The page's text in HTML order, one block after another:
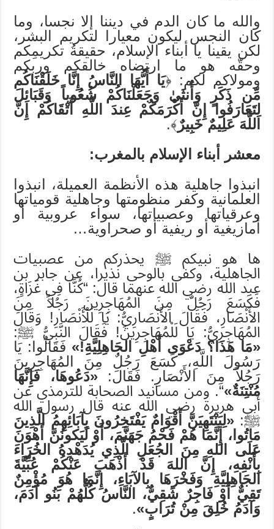
والله ما كان الدم في ديننا إلا نجسا، وما
كان النجس ليكون معيارا لتكريم البشر،
لكن يقينا يا أبناء الإسلام، حقيقةُ تكريمِكم
وحقّه هو ما ارتضاه خالقكم وربكم
ومولاكم لكم: ﴿يَا أَيُّهَا النَّاسُ إِنَّا خَلَقْنَاكُم
مِّن ذَكَرٍ وَأُنثَىٰ وَجَعَلْنَاكُمْ شُعُوباً وَقَبَائِلَ
لِتَعَارَفُوا إِنَّ أَكْرَمَكُمْ عِندَ اللَّهِ أَتْقَاكُمْ إِنَّ
اللَّهَ عَلِيمٌ خَبِيرٌ﴾.
معشر أبناء الإسلام بالمغرب:
انبذوا جاهلية هذه الأنظمة العميلة، انبذوا
العلمانية وكفر منظومتها وجاهلية قومياتها
وعرقياتها وعصبياتها، سواء عروبية أو
أمازيغية أو ريفية أو صحراوية…
ها هو نبيكم ﷺ يحذركم من عصبيات
الجاهلية، وكفى بالوحي نذيرا، عن جابر بن
عبد الله رضي الله عنهما قال: “كُنَّا فِي غَزَاةٍ،
فَكَسَعَ رَجُلٌ مِنَ المُهَاجِرِينَ رَجُلاً مِنَ
الأَنْصَارِ، فَقَالَ الأَنْصَارِيُّ: يَا لَلْأَنْصَارِ! وَقَالَ
المُهَاجِرِيُّ: يَا لَلْمُهَاجِرِينَ! فَقَالَ النَّبِيُّ ﷺ:
«مَا هَذَا؟ دَعْوَى أَهْلِ الجَاهِلِيَّةِ!» فَقَالُوا: يَا
رَسُولَ اللَّهِ، كَسَعَ رَجُلٌ مِنَ المُهَاجِرِينَ
رَجُلاً مِنَ الأَنْصَارِ. فَقَالَ:«دَعُوهَا، فَإِنَّهَا
مُنْتِنَةٌ»“. ومن مسانيد الصحابة للترمذي عن
أبي هريرة رضي الله عنه قال رسول الله
ﷺ: «لِيَنْتَهِيَنَّ أَقْوَامٌ يَفْتَخِرُونَ بِآبَائِهِمُ الَّذِينَ
مَاتُوا، إِنَّمَا هُمْ فَحْمُ جَهَنَّمَ، أَوْ لَيَكونُنَّ أَهْوَنَ
عَلَى اللهِ مِنَ الجُعَلِ الَّذِي يُدَهْدِهُ الخُرَاءَ
بِأَنْفِهِ، إِنَّ اللهَ قَدْ أَذْهَبَ عَنْكُمْ عُبِّيَّةَ
الجَاهِلِيَّةِ وَفَخْرَهَا بِالآبَاءِ، إِنَّمَا هُوَ مُؤْمِنٌ
تَقِيٌّ أَوْ فَاجِرٌ شَقِيٌّ، النَّاسُ كُلُّهُمْ بَنُو آدَمَ،
وَآدَمُ خُلِقَ مِنْ تُرَابٍ».